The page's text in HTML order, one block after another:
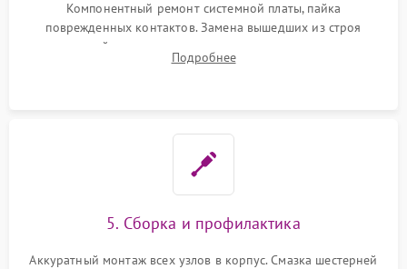
Компонентный ремонт системной платы, пайка
поврежденных контактов. Замена вышедших из строя
двигателей, изношенного аккумулятора, неисправного
лидара или помпы подачи воды. Восстановление шлейфов и
Подробнее
5. Сборка и профилактика
Аккуратный монтаж всех узлов в корпус. Смазка шестерней